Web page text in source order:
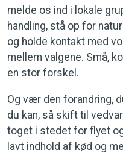
melde os ind i lokale
handling, stå op for
og holde kontakt med
mellem valgene. Små,
en stor forskel.
Og vær den forandring,
du kan, så skift til
toget i stedet for flyet
lavt indhold af kød og